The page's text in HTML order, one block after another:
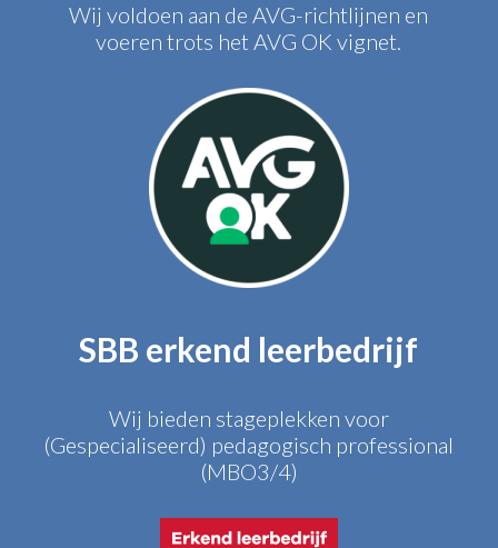
Wij voldoen aan de AVG-richtlijnen en
voeren trots het AVG OK vignet.
SBB erkend leerbedrijf
Wij bieden stageplekken voor
(Gespecialiseerd) pedagogisch professional
(MBO3/4)